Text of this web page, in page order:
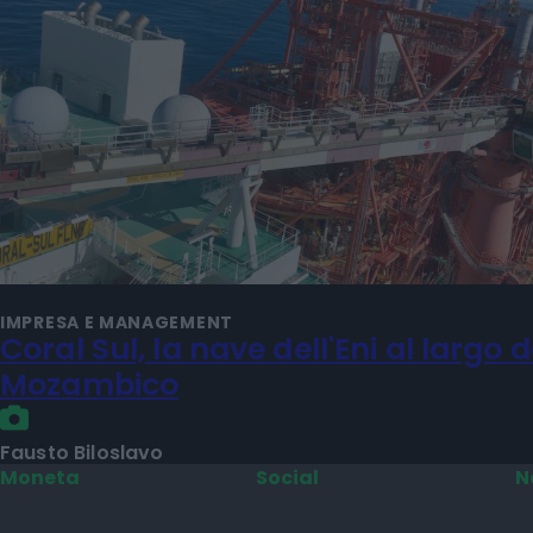
IMPRESA E MANAGEMENT
Coral Sul, la nave dell'Eni al largo
Mozambico